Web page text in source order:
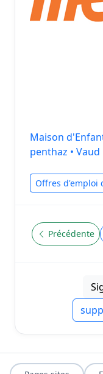
Maison
penthaz • Vaud
Offres d'emploi
Précédente